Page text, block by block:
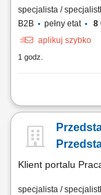
specjalista /
B2B
pełny etat 8
aplikuj szybko
1 godz.
Opis stanowiska
punktów
w oparciu o
Klient portalu
specjalista /